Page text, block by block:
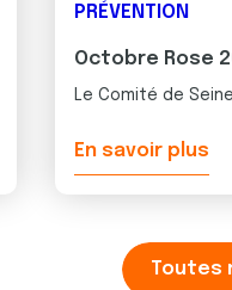
PRÉVENTION
Octobre Rose
Le Comité de
En savoir plus
Toutes